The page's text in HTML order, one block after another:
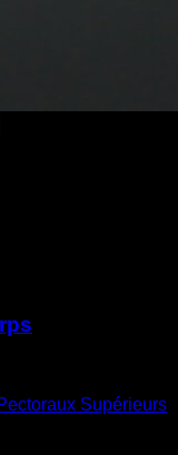
Supérieurs